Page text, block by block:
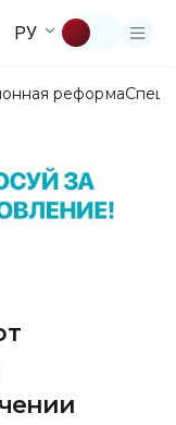
РУ
реформа